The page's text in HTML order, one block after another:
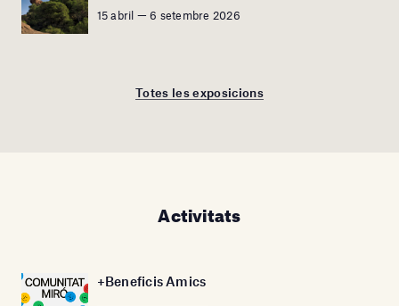
15 abril — 6 setembre 2026
Totes les exposicions
Activitats
+Beneficis Amics